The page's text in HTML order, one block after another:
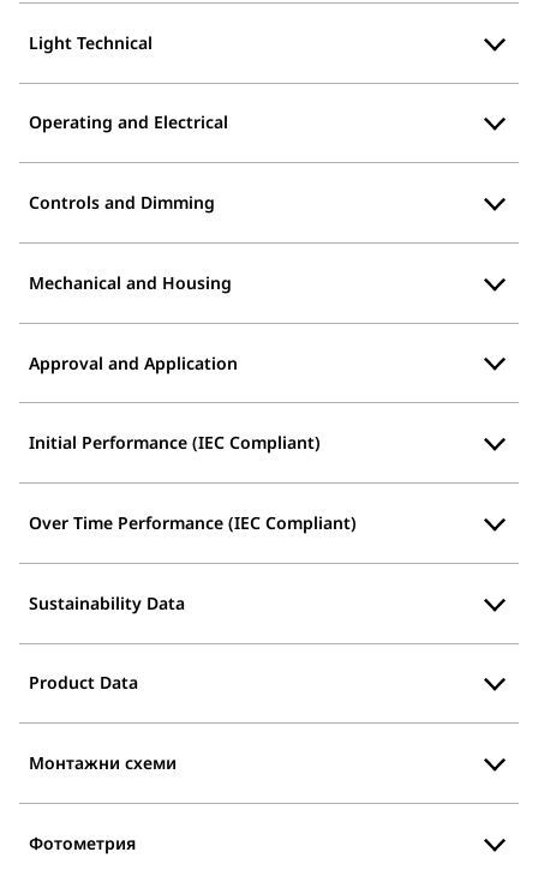
Light Technical
Operating and Electrical
Controls and Dimming
Mechanical and Housing
Approval and Application
Initial Performance (IEC Compliant)
Over Time Performance (IEC Compliant)
Sustainability Data
Product Data
Монтажни схеми
Фотометрия